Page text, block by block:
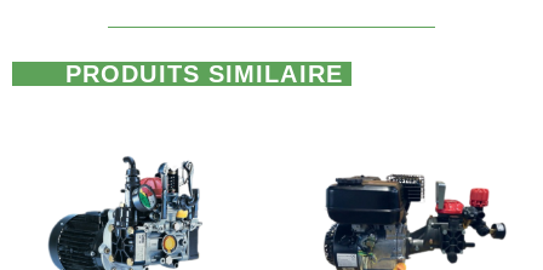
PRODUITS SIMILAIRE